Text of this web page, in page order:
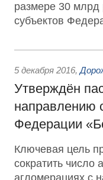
размере 30
субъектов
5 декабря 2016,
Утверждён
направлению
Федерации
Ключевая цель
сократить число
агломерациях с